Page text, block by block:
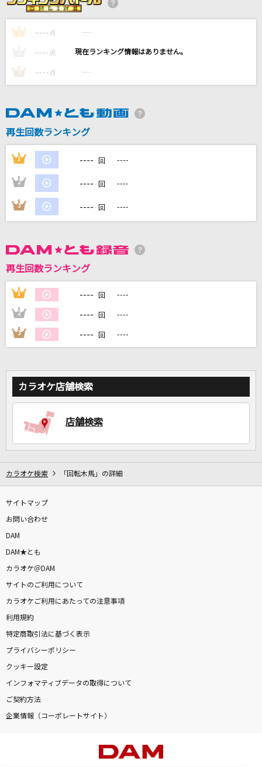
LiSA
ハナミズキ
まっさらブルージーンズ
ョン)
米津玄師
DAMの新曲・ランキングなど
カラオケ最新情報をチェック！
カラオケをもっと楽しもう！
家族や友達と一緒に！練習にも！
1 ---- 点 ----
---- 点 ----
3 ---- 点 ----
再生回数ランキング
1 ---- 回 ----
2 ---- 回 ----
3 ---- 回 ----
再生回数ランキング
1 ---- 回 ----
2 ---- 回 ----
3 ---- 回 ----
カラオケ店舗検索
店舗検索
カラオケ検索 「回転木馬」の詳細
サイトマップ
お問い合わせ
DAM
DAM★とも
カラオケ＠DAM
サイトのご利用について
カラオケご利用にあたっての注意事項
利用規約
特定商取引法に基づく表示
プライバシーポリシー
クッキー設定
インフォマティブデータの取得について
ご契約方法
企業情報（コーポレートサイト）